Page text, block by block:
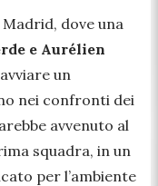
dove una
e Aurélien
un
nei confronti dei
avvenuto al
squadra, in un
per l’ambiente